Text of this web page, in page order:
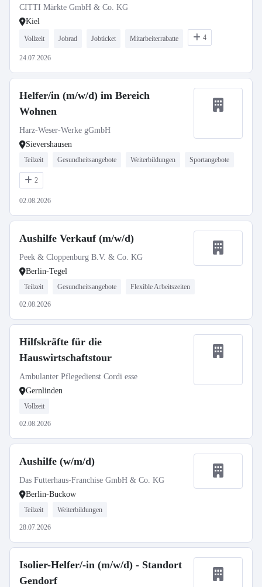
CITTI Märkte GmbH & Co. KG
Kiel
Vollzeit Jobrad Jobticket Mitarbeiterrabatte 4
24.07.2026
Helfer/in (m/w/d) im Bereich
Wohnen
Harz-Weser-Werke gGmbH
Sievershausen
Teilzeit Gesundheitsangebote Weiterbildungen Sportangebote
2
02.08.2026
Aushilfe Verkauf (m/w/d)
Peek & Cloppenburg B.V. & Co. KG
Berlin-Tegel
Teilzeit Gesundheitsangebote Flexible Arbeitszeiten
02.08.2026
Hilfskräfte für die
Hauswirtschaftstour
Ambulanter Pflegedienst Cordi esse
Gernlinden
Vollzeit
02.08.2026
Aushilfe (w/m/d)
Das Futterhaus-Franchise GmbH & Co. KG
Berlin-Buckow
Teilzeit Weiterbildungen
28.07.2026
Isolier-Helfer/-in (m/w/d) - Standort
Gendorf